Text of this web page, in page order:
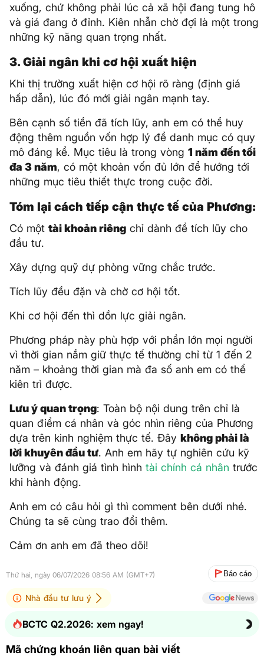
xuống, chứ không phải lúc cả xã hội đang tung hô
và giá đang ở đỉnh. Kiên nhẫn chờ đợi là một trong
những kỹ năng quan trọng nhất.
3. Giải ngân khi cơ hội xuất hiện
Khi thị trường xuất hiện cơ hội rõ ràng (định giá
hấp dẫn), lúc đó mới giải ngân mạnh tay.
Bên cạnh số tiền đã tích lũy, anh em có thể huy
động thêm nguồn vốn hợp lý để danh mục có quy
mô đáng kể. Mục tiêu là trong vòng 1 năm đến tối
đa 3 năm, có một khoản vốn đủ lớn để hướng tới
những mục tiêu thiết thực trong cuộc đời.
Tóm lại cách tiếp cận thực tế của Phương:
Có một tài khoản riêng chỉ dành để tích lũy cho
đầu tư.
Xây dựng quỹ dự phòng vững chắc trước.
Tích lũy đều đặn và chờ cơ hội tốt.
Khi cơ hội đến thì dồn lực giải ngân.
Phương pháp này phù hợp với phần lớn mọi người
vì thời gian nắm giữ thực tế thường chỉ từ 1 đến 2
năm – khoảng thời gian mà đa số anh em có thể
kiên trì được.
Lưu ý quan trọng: Toàn bộ nội dung trên chỉ là
quan điểm cá nhân và góc nhìn riêng của Phương
dựa trên kinh nghiệm thực tế. Đây không phải là
lời khuyên đầu tư. Anh em hãy tự nghiên cứu kỹ
lưỡng và đánh giá tình hình tài chính cá nhân trước
khi hành động.
Anh em có câu hỏi gì thì comment bên dưới nhé.
Chúng ta sẽ cùng trao đổi thêm.
Cảm ơn anh em đã theo dõi!
Thứ hai, ngày 06/07/2026 08:56 AM (GMT+7) Báo cáo
Nhà đầu tư lưu ý
BCTC Q2.2026: xem ngay!
Mã chứng khoán liên quan bài viết